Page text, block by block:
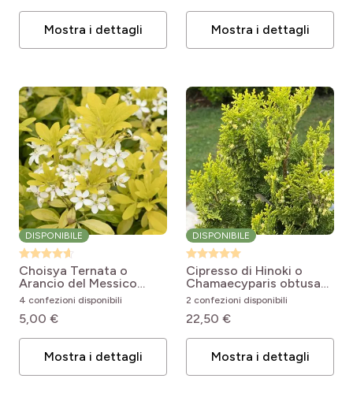
Mostra i dettagli Mostra i dettagli
DISPONIBILE
Choisya Ternata o
Arancio del Messico
Sundance Choisya
ternata Sundance 'Lich'
4 confezioni disponibili
5,00 €
Mostra i dettagli
DISPONIBILE
Cipresso di Hinoki o
Chamaecyparis obtusa
Aurora Chamaecyparis
obtusa Aurora
2 confezioni disponibili
22,50 €
Mostra i dettagli